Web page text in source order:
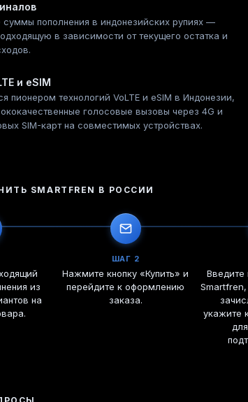
суммы пополнения в индонезийских рупиях —
в зависимости от текущего остатка и
и eSIM
пионером технологий VoLTE и eSIM в Индонезии,
голосовые вызовы через 4G и
SIM-карт на совместимых устройствах.
SMARTFREN В РОССИИ
из
на
ШАГ 2
Нажмите кнопку «Купить» и
перейдите к оформлению
заказа.
Введите
укажите